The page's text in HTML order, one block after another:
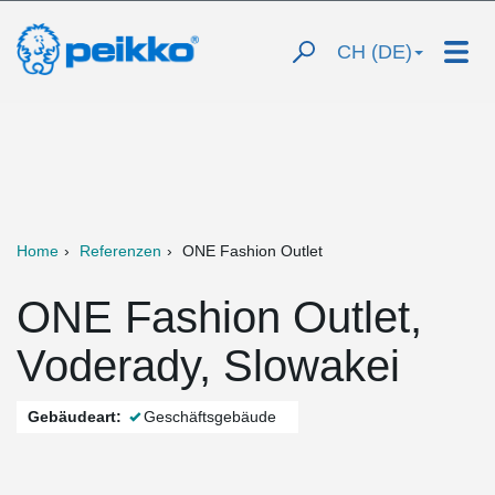
CH (DE)
Home Referenzen ONE Fashion Outlet
ONE Fashion Outlet,
Voderady, Slowakei
Gebäudeart: Geschäftsgebäude